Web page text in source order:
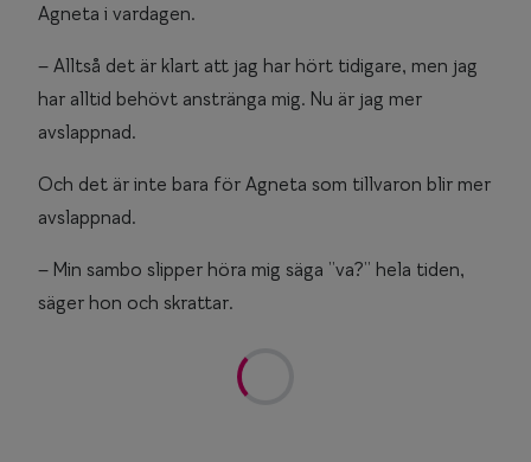
Agneta i vardagen.
– Alltså det är klart att jag har hört tidigare, men jag
har alltid behövt anstränga mig. Nu är jag mer
avslappnad.
Och det är inte bara för Agneta som tillvaron blir mer
avslappnad.
– Min sambo slipper höra mig säga ”va?” hela tiden,
säger hon och skrattar.